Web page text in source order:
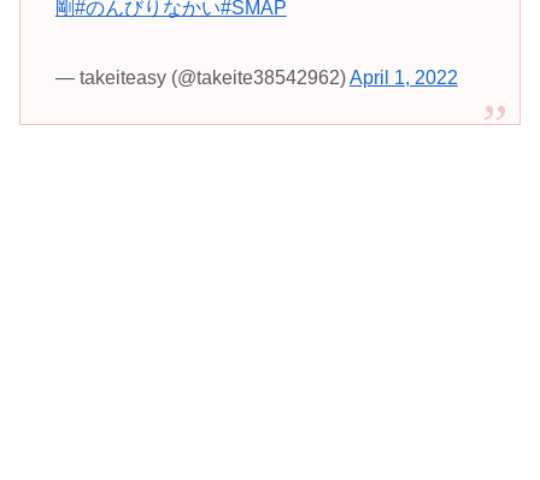
剛#のんびりなかい#SMAP
— takeiteasy (@takeite38542962)April 1, 2022